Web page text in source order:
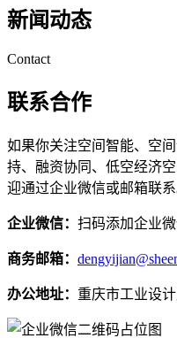
新闻动态
Contact
联系合作
如果你关注空间智能、空
持、融资协同、低空经济
迎通过企业微信或邮箱联系
企业微信： 扫码添加企业
商务邮箱：
办公地址： 重庆市工业设